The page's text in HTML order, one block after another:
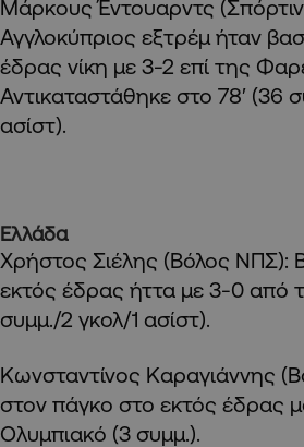
Μάρκους Έντουαρντς
Αγγλοκύπριος εξτρέμ ήταν
έδρας νίκη με 3-2 επί της
Αντικαταστάθηκε στο 78′ (36
ασίστ).
Ελλάδα
Χρήστος Σιέλης (Βόλος ΝΠΣ):
εκτός έδρας ήττα με 3-0 από
συμμ./2 γκολ/1 ασίστ).
Κωνσταντίνος Καραγιάννης
στον πάγκο στο εκτός έδρας
Ολυμπιακό (3 συμμ.).